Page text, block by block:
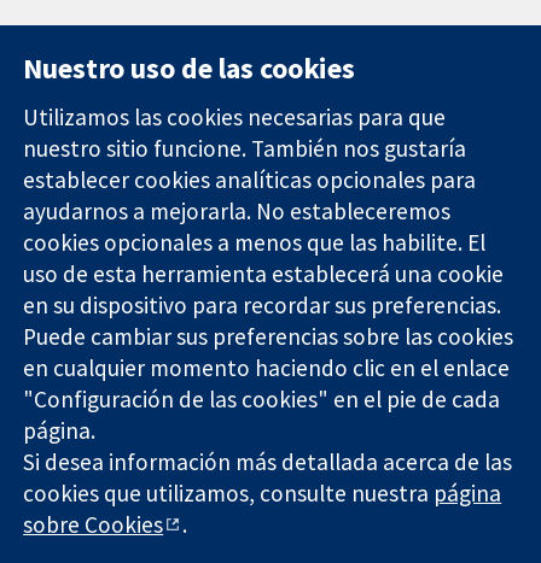
Evidencia fiable.
Decisiones
informadas.
Mejor salud.
11-13 Cavendish
Square
Londres
W1G 0AN
Reino Unido
Contacto
Noticias
Prensa
Sobre
nosotros
Empleo
Cochrane
Library
The Cochrane Collaboration is a charity (no. 1045921) and a
company limited by guarantee (no. 03044323) registered in
England & Wales. VAT registration number GB 718 2127 49.
Copyright © 2026 The Cochrane Collaboration
Nuestro uso de las cookies
Utilizamos las cookies necesarias para que
nuestro sitio funcione. También nos gustaría
establecer cookies analíticas opcionales para
ayudarnos a mejorarla. No estableceremos
cookies opcionales a menos que las habilite. El
uso de esta herramienta establecerá una cookie
en su dispositivo para recordar sus preferencias.
Puede cambiar sus preferencias sobre las cookies
en cualquier momento haciendo clic en el enlace
"Configuración de las cookies" en el pie de cada
página.
Si desea información más detallada acerca de las
cookies que utilizamos, consulte nuestra página
sobre Cookies
.